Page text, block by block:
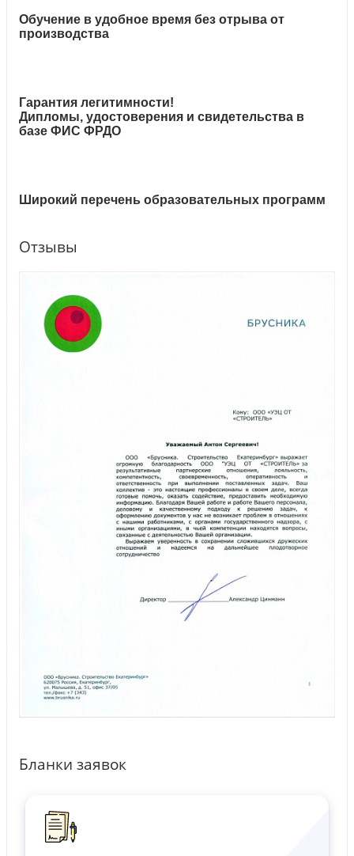
Обучение в удобное время без отрыва от
производства
Гарантия легитимности!
Дипломы, удостоверения и свидетельства в
базе ФИС ФРДО
Широкий перечень образовательных программ
Отзывы
Бланки заявок